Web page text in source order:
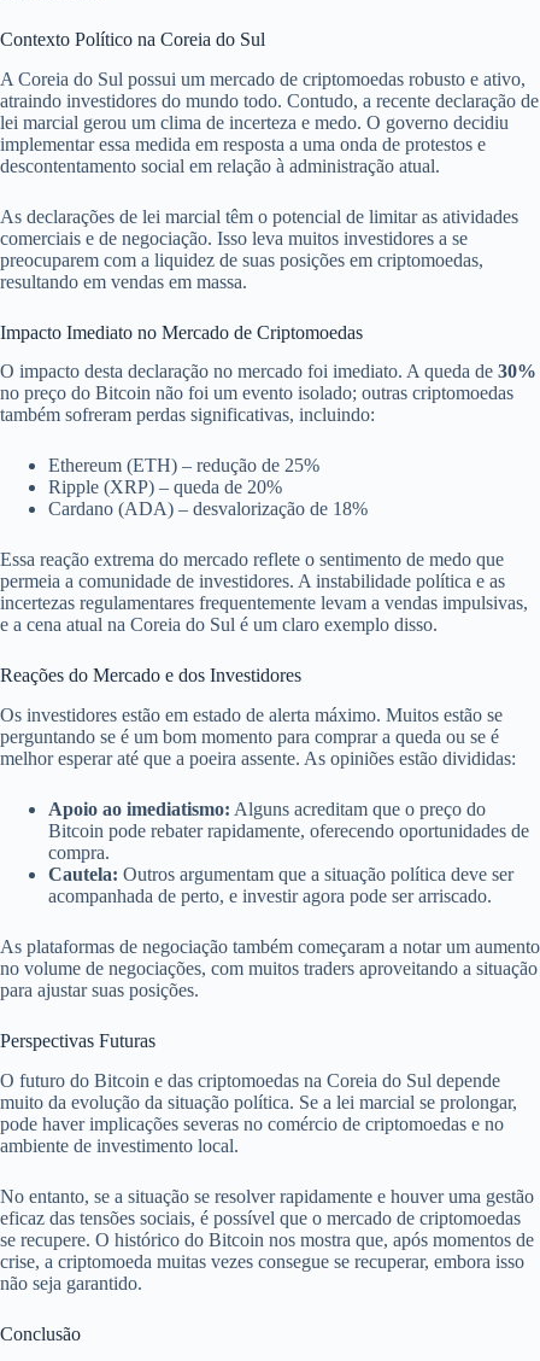
Contexto Político na Coreia do Sul
A Coreia do Sul possui um mercado de criptomoedas robusto e ativo,
atraindo investidores do mundo todo. Contudo, a recente declaração de
lei marcial gerou um clima de incerteza e medo. O governo decidiu
implementar essa medida em resposta a uma onda de protestos e
descontentamento social em relação à administração atual.
As declarações de lei marcial têm o potencial de limitar as atividades
comerciais e de negociação. Isso leva muitos investidores a se
preocuparem com a liquidez de suas posições em criptomoedas,
resultando em vendas em massa.
Impacto Imediato no Mercado de Criptomoedas
O impacto desta declaração no mercado foi imediato. A queda de 30%
no preço do Bitcoin não foi um evento isolado; outras criptomoedas
também sofreram perdas significativas, incluindo:
Ethereum (ETH) – redução de 25%
Ripple (XRP) – queda de 20%
Cardano (ADA) – desvalorização de 18%
Essa reação extrema do mercado reflete o sentimento de medo que
permeia a comunidade de investidores. A instabilidade política e as
incertezas regulamentares frequentemente levam a vendas impulsivas,
e a cena atual na Coreia do Sul é um claro exemplo disso.
Reações do Mercado e dos Investidores
Os investidores estão em estado de alerta máximo. Muitos estão se
perguntando se é um bom momento para comprar a queda ou se é
melhor esperar até que a poeira assente. As opiniões estão divididas:
Apoio ao imediatismo: Alguns acreditam que o preço do
Bitcoin pode rebater rapidamente, oferecendo oportunidades de
compra.
Cautela: Outros argumentam que a situação política deve ser
acompanhada de perto, e investir agora pode ser arriscado.
As plataformas de negociação também começaram a notar um aumento
no volume de negociações, com muitos traders aproveitando a situação
para ajustar suas posições.
Perspectivas Futuras
O futuro do Bitcoin e das criptomoedas na Coreia do Sul depende
muito da evolução da situação política. Se a lei marcial se prolongar,
pode haver implicações severas no comércio de criptomoedas e no
ambiente de investimento local.
No entanto, se a situação se resolver rapidamente e houver uma gestão
eficaz das tensões sociais, é possível que o mercado de criptomoedas
se recupere. O histórico do Bitcoin nos mostra que, após momentos de
crise, a criptomoeda muitas vezes consegue se recuperar, embora isso
não seja garantido.
Conclusão